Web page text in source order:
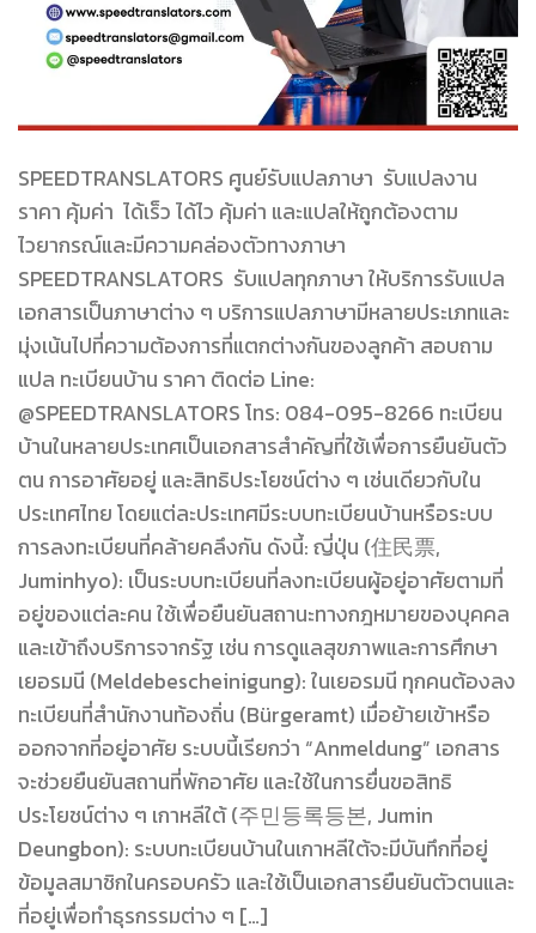
SPEEDTRANSLATORS ศูนย์รับแปลภาษา รับแปลงาน
ราคา คุ้มค่า ได้เร็ว ได้ไว คุ้มค่า และแปลให้ถูกต้องตาม
ไวยากรณ์และมีความคล่องตัวทางภาษา
SPEEDTRANSLATORS รับแปลทุกภาษา ให้บริการรับแปล
เอกสารเป็นภาษาต่าง ๆ บริการแปลภาษามีหลายประเภทและ
มุ่งเน้นไปที่ความต้องการที่แตกต่างกันของลูกค้า สอบถาม
แปล ทะเบียนบ้าน ราคา ติดต่อ Line:
@SPEEDTRANSLATORS โทร: 084-095-8266 ทะเบียน
บ้านในหลายประเทศเป็นเอกสารสำคัญที่ใช้เพื่อการยืนยันตัว
ตน การอาศัยอยู่ และสิทธิประโยชน์ต่าง ๆ เช่นเดียวกับใน
ประเทศไทย โดยแต่ละประเทศมีระบบทะเบียนบ้านหรือระบบ
การลงทะเบียนที่คล้ายคลึงกัน ดังนี้: ญี่ปุ่น (住民票,
Juminhyo): เป็นระบบทะเบียนที่ลงทะเบียนผู้อยู่อาศัยตามที่
อยู่ของแต่ละคน ใช้เพื่อยืนยันสถานะทางกฎหมายของบุคคล
และเข้าถึงบริการจากรัฐ เช่น การดูแลสุขภาพและการศึกษา
เยอรมนี (Meldebescheinigung): ในเยอรมนี ทุกคนต้องลง
ทะเบียนที่สำนักงานท้องถิ่น (Bürgeramt) เมื่อย้ายเข้าหรือ
ออกจากที่อยู่อาศัย ระบบนี้เรียกว่า “Anmeldung” เอกสาร
จะช่วยยืนยันสถานที่พักอาศัย และใช้ในการยื่นขอสิทธิ
ประโยชน์ต่าง ๆ เกาหลีใต้ (주민등록등본, Jumin
Deungbon): ระบบทะเบียนบ้านในเกาหลีใต้จะมีบันทึกที่อยู่
ข้อมูลสมาชิกในครอบครัว และใช้เป็นเอกสารยืนยันตัวตนและ
ที่อยู่เพื่อทำธุรกรรมต่าง ๆ […]